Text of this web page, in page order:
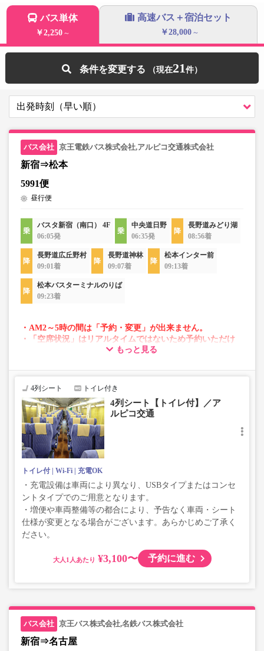
バス単体
￥2,250 ～
高速バス＋宿泊セット
￥28,000 ～
条件を変更する 21
京王電鉄バス株式会社,アルピコ交通株式会社
新宿⇒松本
5991便
昼行便
バスタ新宿（南口） 4F
06:05発
中央道日野
06:35発
長野道みどり湖
08:56着
長野道広丘野村
09:01着
長野道神林
09:07着
松本インター前
09:13着
松本バスターミナルのりば
09:23着
・AM2～5時の間は「予約・変更」が出来ません。
・「空席状況」はリアルタイムではないため予約いただけ
ない場合がございます。
する場合がございます。
・車両は予告なく変更となる場合がございます。これに伴
で、あらかじめご了承ください。
もっと見る
4列シート トイレ付き
4列シート【トイレ付】／ア
ルピコ交通
トイレ付 Wi-Fi 充電OK
・充電設備は車両により異なり、USBタイプまたはコンセ
ントタイプでのご用意となります。
・増便や車両整備等の都合により、予告なく車両・シート
仕様が変更となる場合がございます。あらかじめご了承く
ださい。
大人 ¥3,100〜 予約に進む
京王バス株式会社,名鉄バス株式会社
新宿⇒名古屋